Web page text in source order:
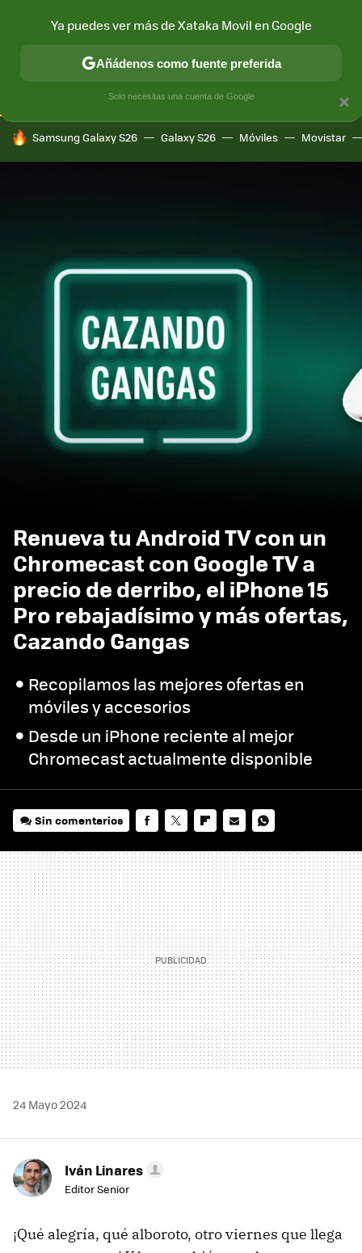
CONECTIVIDAD MÓVIL Y SOCIEDAD APLICACIONES
HOY SE HABLA DE
Samsung Galaxy S26 Galaxy S26 Móviles Movistar
Renueva tu Android TV con un
Chromecast con Google TV a
precio de derribo, el iPhone 15
Pro rebajadísimo y más ofertas,
Cazando Gangas
Recopilamos las mejores ofertas en
móviles y accesorios
Desde un iPhone reciente al mejor
Chromecast actualmente disponible
Sin comentarios
MAIL
24 Mayo 2024
Iván Linares
Editor Senior
¡Qué alegría, qué alboroto, otro viernes que llega
×
Ya puedes ver más de Xataka Movil en Google
Añádenos como fuente preferida
Solo necesitas una cuenta de Google